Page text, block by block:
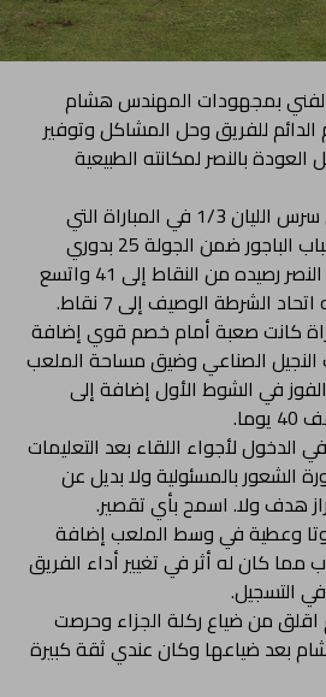
بمجهودات المهندس هشام
للفريق وحل المشاكل وتوفير
بالنصر لمكانته الطبيعية
وكان النصر قد تغلب على سرس الليان 1/3 في المباراة التي
جمعتهما بملعب مركز شباب الباجور ضمن الجولة 25 بدوري
القسم الثاني ب حيث رفع النصر رصيده من النقاط إلى 41 واتسع
الشرطة الوصيف إلى 7 نقاط.
كانت صعبة أمام خصم قوي إضافة
النجيل الصناعي وضيق مساحة الملعب
الفوز في الشوط الأول إضافة إلى
الدخول لأجواء اللقاء بعد التعليمات
الشعور بالمسئولية ولا بديل عن
هدف ولا. اسمح بأي تقصير.
وعطية في وسط الملعب إضافة
كان له أثر في تغيير أداء الفريق
التسجيل.
اقلق من ضياع ركلة الجزاء وحرصت
بعد ضياعها وكان عندي ثقة كبيرة